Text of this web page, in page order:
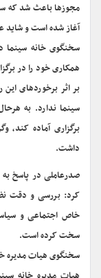
مجوزها باعث شد که
آغاز شده است و شاید
سخنگوی خانه سینما
همکاری خود را در
بر اثر برخوردهای
سینما ندارد. به
برگزاری آماده کند،
داشت.
صدرعاملی در پاسخ به
کرد: بررسی و دقت
خاص اجتماعی و
سخت کرده است.
سخنگوی هیات مدیره